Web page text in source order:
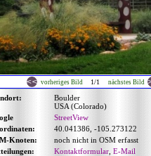
vorheriges Bild 1/1 nächstes Bild
Boulder
USA (Colorado)
StreetView
40.041386, -105.273122
Knoten:
noch nicht in OSM erfasst
Kontaktformular E-Mail